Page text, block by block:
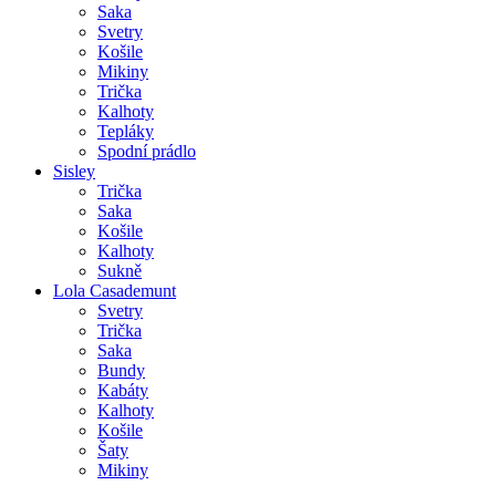
Saka
Svetry
Košile
Mikiny
Trička
Kalhoty
Tepláky
Spodní prádlo
Sisley
Trička
Saka
Košile
Kalhoty
Sukně
Lola Casademunt
Svetry
Trička
Saka
Bundy
Kabáty
Kalhoty
Košile
Šaty
Mikiny